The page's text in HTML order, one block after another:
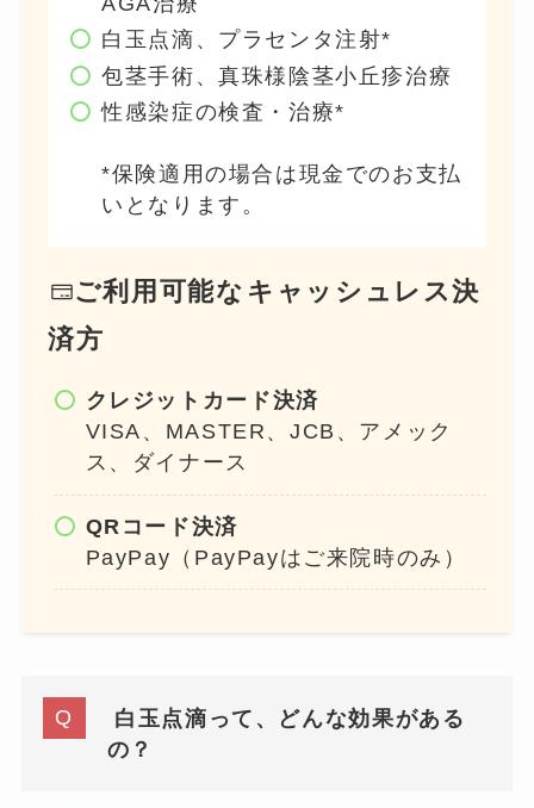
白玉点滴、プラセンタ注射*
包茎手術、真珠様陰茎小丘疹治療
性感染症の検査・治療*
*保険適用の場合は現金でのお支払
いとなります。
ご利用可能な キャッシュレス決
済方
クレジットカード決済
VISA、MASTER、JCB、アメック
ス、ダイナース
QRコード決済
PayPay（PayPayはご来院時のみ）
白玉点滴って、どんな効果がある
の？